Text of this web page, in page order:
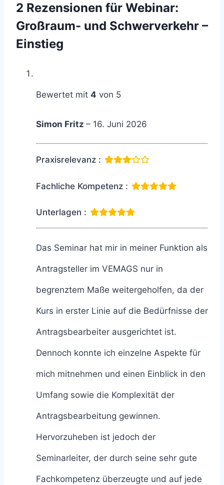
2 Rezensionen für Webinar:
Großraum- und Schwerverkehr –
Einstieg
Bewertet mit 4 von 5
Simon Fritz – 16. Juni 2026
Praxisrelevanz :
Fachliche Kompetenz :
Unterlagen :
Das Seminar hat mir in meiner Funktion als
Antragsteller im VEMAGS nur in
begrenztem Maße weitergeholfen, da der
Kurs in erster Linie auf die Bedürfnisse der
Antragsbearbeiter ausgerichtet ist.
Dennoch konnte ich einzelne Aspekte für
mich mitnehmen und einen Einblick in den
Umfang sowie die Komplexität der
Antragsbearbeitung gewinnen.
Hervorzuheben ist jedoch der
Seminarleiter, der durch seine sehr gute
Fachkompetenz überzeugte und auf jede